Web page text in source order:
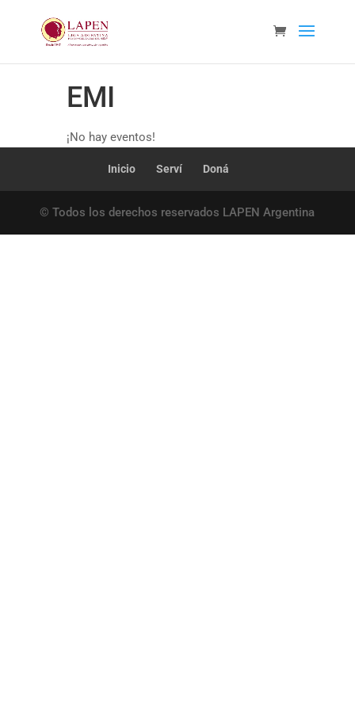
EMI
¡No hay eventos!
Inicio Serví Doná
© Todos los derechos reservados LAPEN Argentina